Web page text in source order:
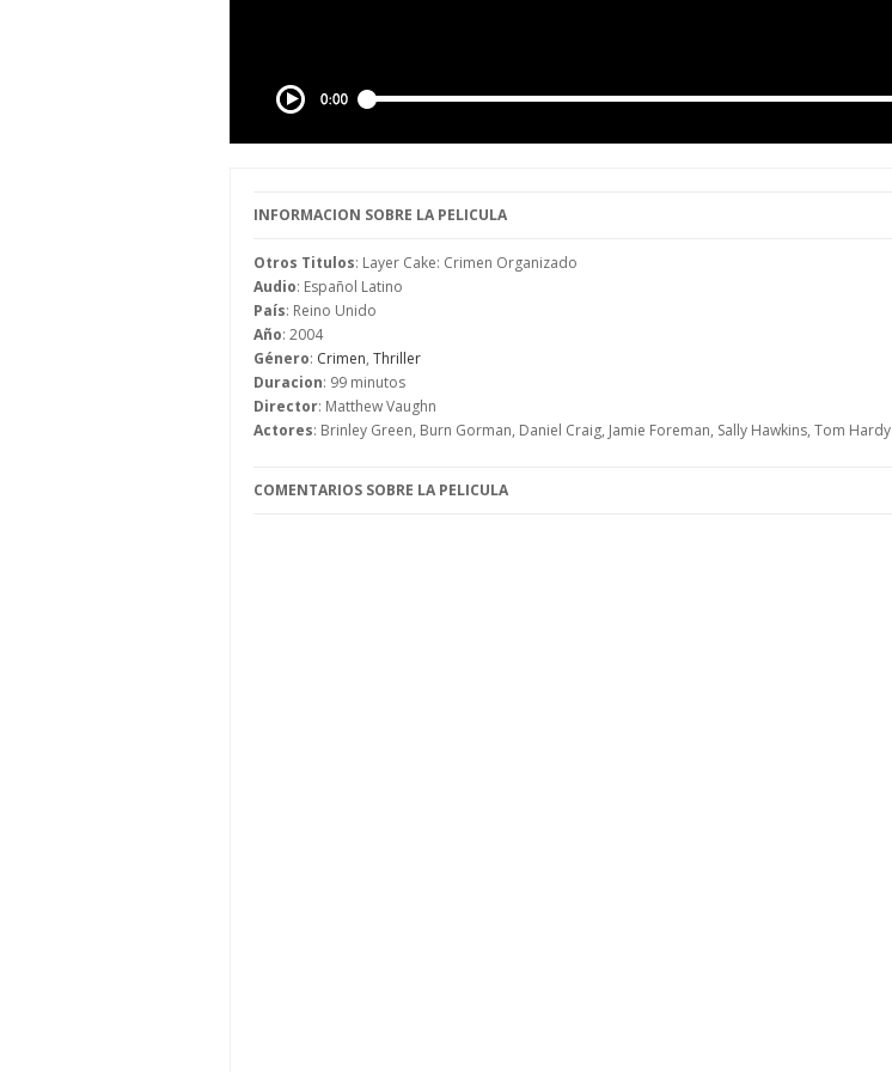
INFORMACION SOBRE LA PELICULA
Otros Titulos: Layer Cake: Crimen Organizado
Audio: Español Latino
País: Reino Unido
Año: 2004
Género: Crimen, Thriller
Duracion: 99 minutos
Director: Matthew Vaughn
Actores: Brinley Green, Burn Gorman, Daniel Craig, Jamie Foreman, Sally Hawkins, Tom Hardy
COMENTARIOS SOBRE LA PELICULA